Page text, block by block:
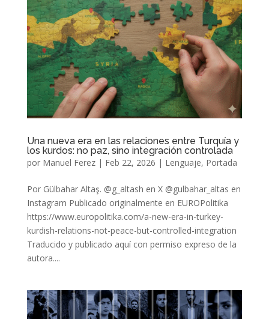
Una nueva era en las relaciones entre Turquía y
los kurdos: no paz, sino integración controlada
por Manuel Ferez| Feb 22, 2026 | Lenguaje, Portada
Por Gülbahar Altaş. @g_altash en X @gulbahar_altas en
Instagram Publicado originalmente en EUROPolitika
https://www.europolitika.com/a-new-era-in-turkey-
kurdish-relations-not-peace-but-controlled-integration
Traducido y publicado aquí con permiso expreso de la
autora....